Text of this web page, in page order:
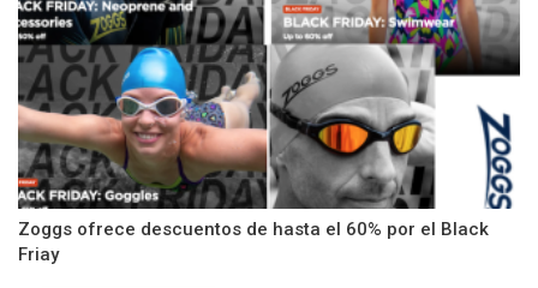
Zoggs ofrece descuentos de hasta el 60% por el Black
Friay